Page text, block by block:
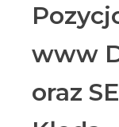
www
oraz